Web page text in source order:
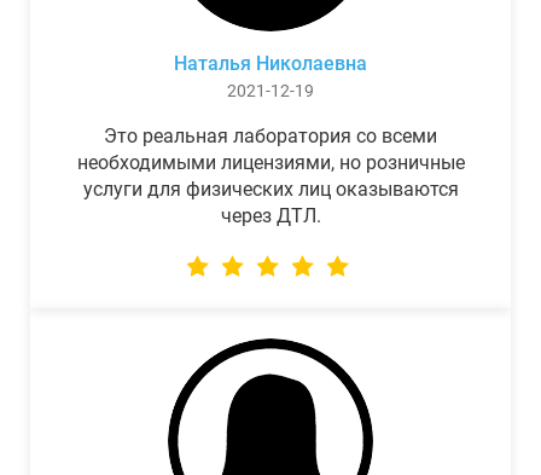
Наталья Николаевна
2021-12-19
Это реальная лаборатория со всеми
необходимыми лицензиями, но розничные
услуги для физических лиц оказываются
через ДТЛ.